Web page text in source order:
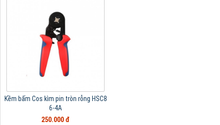
Kềm bấm Cos kìm pin tròn rỗng HSC8
6-4A
250.000 đ